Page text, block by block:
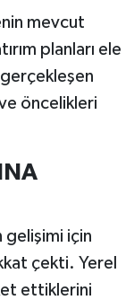
mevcut
planları ele
gerçekleşen
öncelikleri
gelişimi için
çekti. Yerel
ettiklerini